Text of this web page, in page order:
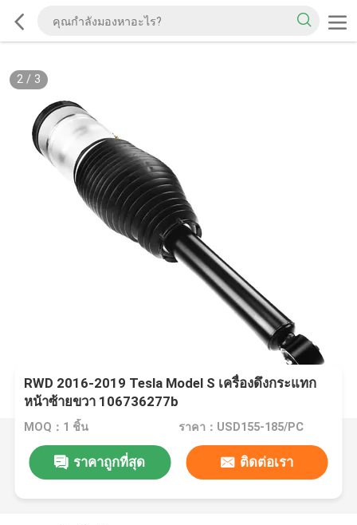
2/ 3
RWD 2016-2019 Tesla Model S เครื่องดึงกระแทก
หน้าซ้ายขวา 106736277b
MOQ：1 ชิ้น ราคา：USD155-185/PC
ราคาถูกที่สุด ติดต่อเรา